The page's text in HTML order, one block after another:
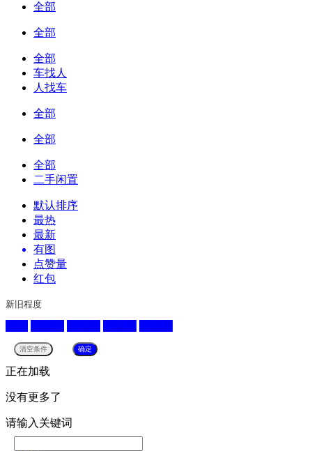
全部
全部
全部
车找人
人找车
全部
全部
全部
二手闲置
默认排序
最热
最新
有图
点赞量
红包
新旧程度
正在加载
没有更多了
请输入关键词